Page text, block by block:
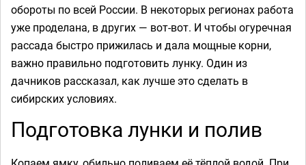
обороты по всей России. В некоторых регионах работа
уже проделана, в других — вот-вот. И чтобы огуречная
рассада быстро прижилась и дала мощные корни,
важно правильно подготовить лунку. Один из
дачников рассказал, как лучше это сделать в
сибирских условиях.
Подготовка лунки и полив